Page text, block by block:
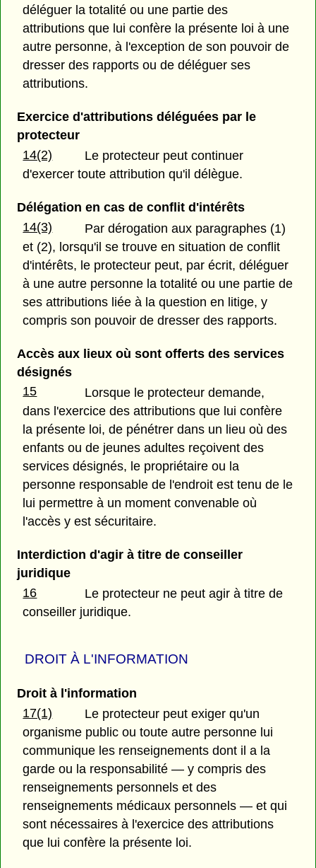
déléguer la totalité ou une partie des
attributions que lui confère la présente loi à une
autre personne, à l'exception de son pouvoir de
dresser des rapports ou de déléguer ses
attributions.
Exercice d'attributions déléguées par le
protecteur
14(2)
Le protecteur peut continuer
d'exercer toute attribution qu'il délègue.
Délégation en cas de conflit d'intérêts
14(3)
Par dérogation aux paragraphes (1)
et (2), lorsqu'il se trouve en situation de conflit
d'intérêts, le protecteur peut, par écrit, déléguer
à une autre personne la totalité ou une partie de
ses attributions liée à la question en litige, y
compris son pouvoir de dresser des rapports.
Accès aux lieux où sont offerts des services
désignés
15
Lorsque le protecteur demande,
dans l'exercice des attributions que lui confère
la présente loi, de pénétrer dans un lieu où des
enfants ou de jeunes adultes reçoivent des
services désignés, le propriétaire ou la
personne responsable de l'endroit est tenu de le
lui permettre à un moment convenable où
l'accès y est sécuritaire.
Interdiction d'agir à titre de conseiller
juridique
16
Le protecteur ne peut agir à titre de
conseiller juridique.
DROIT À L'INFORMATION
Droit à l'information
17(1)
Le protecteur peut exiger qu'un
organisme public ou toute autre personne lui
communique les renseignements dont il a la
garde ou la responsabilité — y compris des
renseignements personnels et des
renseignements médicaux personnels — et qui
sont nécessaires à l'exercice des attributions
que lui confère la présente loi.